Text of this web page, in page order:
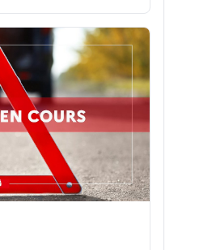
A1 est fermée pour
de circulation sont